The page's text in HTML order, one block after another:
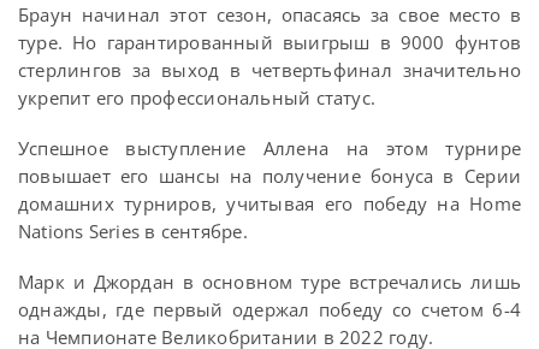
Браун начинал этот сезон, опасаясь за свое место в
туре. Но гарантированный выигрыш в 9000 фунтов
стерлингов за выход в четвертьфинал значительно
укрепит его профессиональный статус.
Успешное выступление Аллена на этом турнире
повышает его шансы на получение бонуса в Серии
домашних турниров, учитывая его победу на Home
Nations Series в сентябре.
Марк и Джордан в основном туре встречались лишь
однажды, где первый одержал победу со счетом 6-4
на Чемпионате Великобритании в 2022 году.